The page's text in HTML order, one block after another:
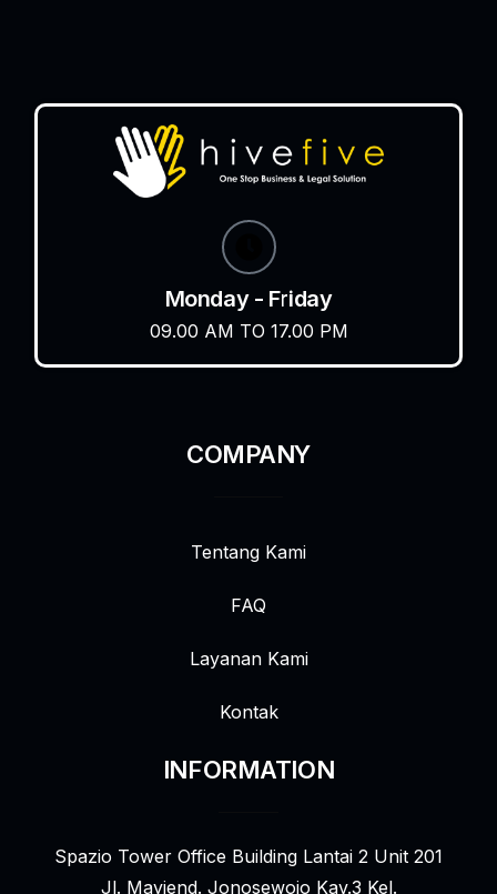
Monday - Friday
09.00 AM TO 17.00 PM
COMPANY
Tentang Kami
FAQ
Layanan Kami
Kontak
INFORMATION
Spazio Tower Office Building Lantai 2 Unit 201
Jl. Mayjend. Jonosewojo Kav.3 Kel.